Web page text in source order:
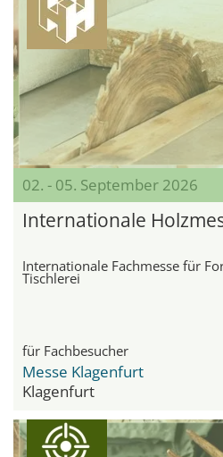
02. - 05. September 2026
Internationale
Internationale Fachmesse für
Tischlerei
für Fachbesucher
Messe Klagenfurt
Klagenfurt